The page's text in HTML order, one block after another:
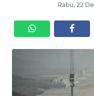
Rabu, 22
KHAS
PRIANGAN